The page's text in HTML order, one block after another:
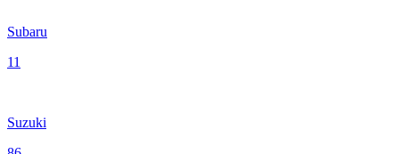
Subaru
11
Suzuki